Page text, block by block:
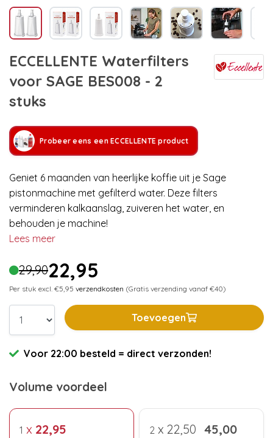
ECCELLENTE Waterfilters
voor SAGE BES008 - 2
stuks
Probeer eens een ECCELLENTE product
Geniet 6 maanden van heerlijke koffie uit je Sage
pistonmachine met gefilterd water. Deze filters
verminderen kalkaanslag, zuiveren het water, en
behouden je machine!
Lees meer
29,9022,95
Per stuk excl. €5,95 verzendkosten (Gratis verzending vanaf €40)
Toevoegen
Voor 22:00 besteld = direct verzonden!
Volume voordeel
1 x 22,95 2 x 22,50 45,00